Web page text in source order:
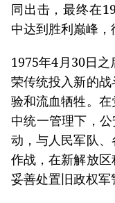
同出击，最终在
中达到胜利巅峰，
1975年4月30日
荣传统投入新的
验和流血牺牲。
中统一管理下，
动，与人民军队
作战，在新解放区
妥善处置旧政权军